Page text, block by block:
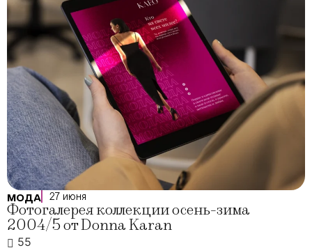
МОДА 27 июня
Фотогалерея коллекции осень-зима
2004/5 от Donna Karan
55